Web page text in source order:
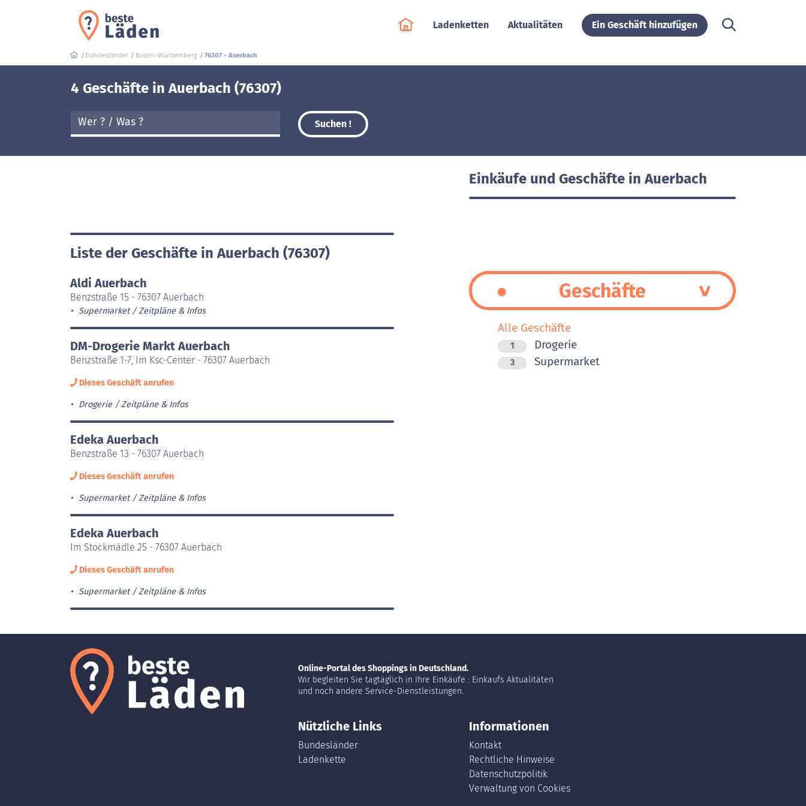
Ladenketten Aktualitäten Ein Geschäft hinzufügen
Bundesländer Baden-Württemberg 76307 - Auerbach
4 Geschäfte in Auerbach (76307)
Suchen !
Liste der Geschäfte in Auerbach (76307)
Aldi Auerbach
Benzstraße 15 - 76307 Auerbach
Supermarket Zeitpläne & Infos
DM-Drogerie Markt Auerbach
Benzstraße 1-7, Im Ksc-Center - 76307 Auerbach
Dieses Geschäft anrufen
Drogerie Zeitpläne & Infos
Edeka Auerbach
Benzstraße 13 - 76307 Auerbach
Dieses Geschäft anrufen
Supermarket Zeitpläne & Infos
Edeka Auerbach
Im Stockmädle 25 - 76307 Auerbach
Dieses Geschäft anrufen
Supermarket Zeitpläne & Infos
Einkäufe und Geschäfte in Auerbach
Geschäfte
Alle Geschäfte
1 Drogerie
3 Supermarket
Online-Portal des Shoppings in Deutschland.
Wir begleiten Sie tagtäglich in Ihre Einkäufe : Einkaufs Aktualitäten
und noch andere Service-Dienstleistungen.
Nützliche Links
Bundesländer
Ladenkette
Informationen
Kontakt
Rechtliche Hinweise
Datenschutzpolitik
Verwaltung von Cookies